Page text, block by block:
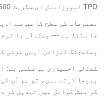
TPD ڈسپوزایبل ای سگریٹ 600 پف کی سطح:
مصنوعات کی سطح کا سب سے
جا سکتا ہے --- چمکدار یا
پیکیجنگ ڈیزائن اپنی مرضی
کنڈلی اختیاری ہو سکتی ہے:
پیچھا کرتے ہیں، تو ہم آپ
کو میش کوائل میں تبدیل کر